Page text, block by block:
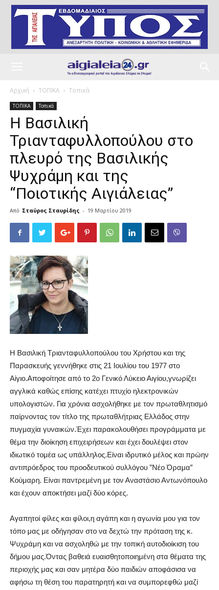
Αρχική ΤΟΠΙΚΑ Τοπικά
ΤΟΠΙΚΑ Τοπικά
Η Βασιλική
Τριανταφυλλοπούλου στο
πλευρό της Βασιλικής
Ψυχράμη και της
“Ποιοτικής Αιγιάλειας”
Από Σταύρος Σταυρίδης - 19 Μαρτίου 2019
Η Βασιλική Τριανταφυλλοπούλου του Χρήστου και της
Παρασκευής γεννήθηκε στις 21 Ιουλίου του 1977 στο
Αίγιο.Αποφοίτησε από το 2ο Γενικό Λύκειο Αιγίου,γνωρίζει
αγγλικά καθώς επίσης κατέχει πτυχίο ηλεκτρονικών
υπολογιστών. Για χρόνια ασχολήθηκε με τον πρωταθλητισμό
παίρνοντας τον τίτλο της πρωταθλήτριας Ελλάδος στην
πυγμαχία γυναικών.Έχει παρακολουθήσει προγράμματα με
θέμα την διοίκηση επιχειρήσεων και έχει δουλέψει στον
ιδιωτικό τομέα ως υπάλληλος.Είναι ιδρυτικό μέλος και πρώην
αντιπρόεδρος του προοδευτικού συλλόγου ”Νέο Όραμα”
Κούμαρη. Είναι παντρεμένη με τον Αναστάσιο Αντωνόπουλο
και έχουν αποκτήσει μαζί δύο κόρες.
Αγαπητοί φίλες και φίλοι,η αγάπη και η αγωνία μου για τον
τόπο μας με οδήγησαν στο να δεχτώ την πρόταση της κ.
Ψυχράμη και να ασχοληθώ με την τοπική αυτοδιοίκιση του
δήμου μας.Όντας βαθειά ευαισθητοποιημένη στα θέματα της
περιοχής μας και σαν μητέρα δύο παιδιών αποφάσισα να
αφήσω τη θέση του παρατηρητή και να συμπορεφθώ μαζί